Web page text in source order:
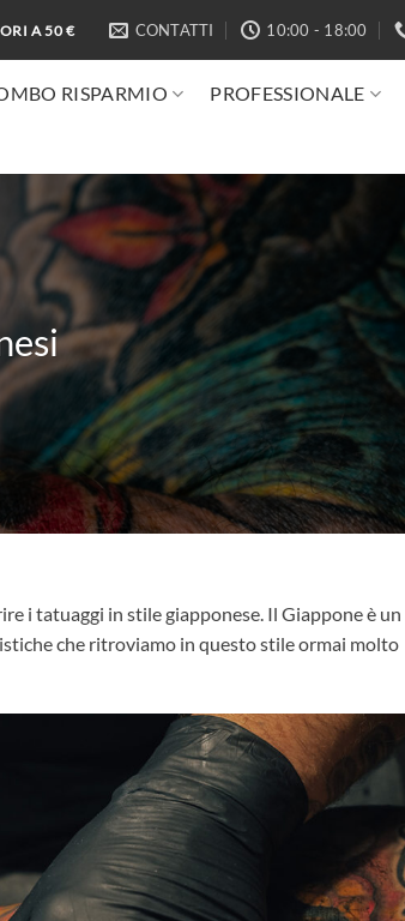
A 50 € CONTATTI 10:00 - 18:00
RISPARMIO PROFESSIONALE
i tatuaggi in stile giapponese. Il Giappone è un
che ritroviamo in questo stile ormai molto